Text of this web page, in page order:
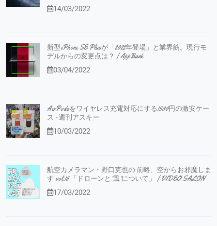
14/03/2022
新型iPhone SE Plusが「2022年登場」と業界筋。現行モ
デルからの変更点は？ | AppBank
03/04/2022
AirPodsをワイヤレス充電対応にする1500円の激安ケー
ス - 週刊アスキー
10/03/2022
航空カメラマン・野口克也の 前略、空からお邪魔しま
す vol.16 「ドローンと”風”について」 | VIDEO SALON
17/03/2022